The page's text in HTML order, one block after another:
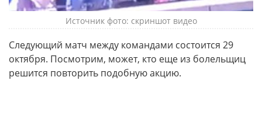
Источник фото: скриншот видео
Следующий матч между командами состоится 29
октября. Посмотрим, может, кто еще из болельщиц
решится повторить подобную акцию.